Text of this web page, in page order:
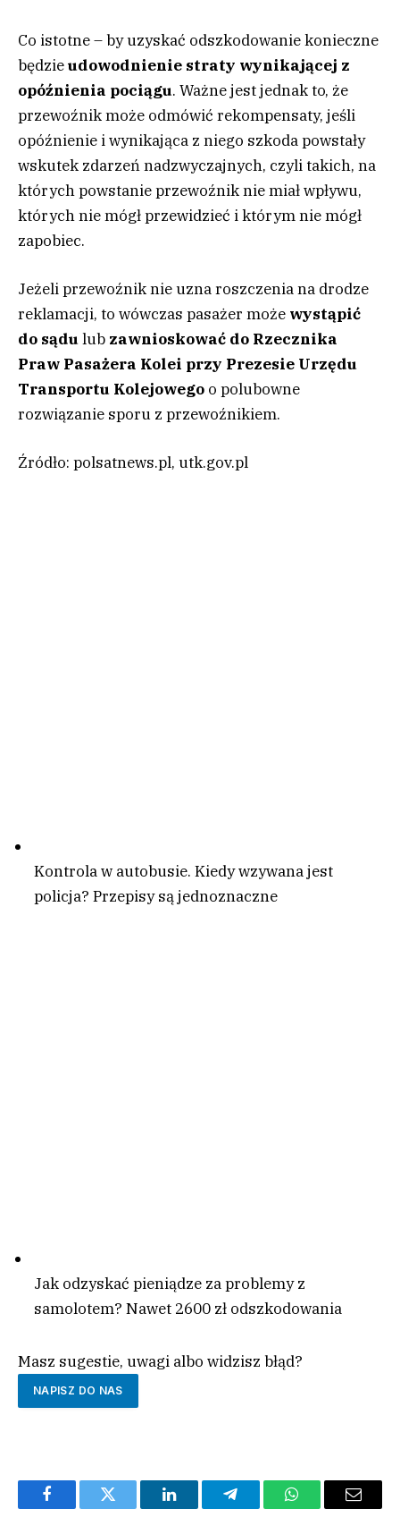
Co istotne – by uzyskać odszkodowanie konieczne
będzieudowodnienie straty wynikającej z
opóźnienia pociągu. Ważne jest jednak to, że
przewoźnik może odmówić rekompensaty, jeśli
opóźnienie i wynikająca z niego szkoda powstały
wskutek zdarzeń nadzwyczajnych, czyli takich, na
których powstanie przewoźnik nie miał wpływu,
których nie mógł przewidzieć i którym nie mógł
zapobiec.
Jeżeli przewoźnik nie uzna roszczenia na drodze
reklamacji, to wówczas pasażer może wystąpić
do sądulub zawnioskować do Rzecznika
Praw Pasażera Kolei przy Prezesie Urzędu
Transportu Kolejowego o polubowne
rozwiązanie sporu z przewoźnikiem.
Źródło: polsatnews.pl, utk.gov.pl
Kontrola w autobusie. Kiedy wzywana jest
policja? Przepisy są jednoznaczne
Jak odzyskać pieniądze za problemy z
samolotem? Nawet 2600 zł odszkodowania
Masz sugestie, uwagi albo widzisz błąd?
NAPISZ DO NAS
FacebookTwitter LinkedInTelegramWhatsAppEmail